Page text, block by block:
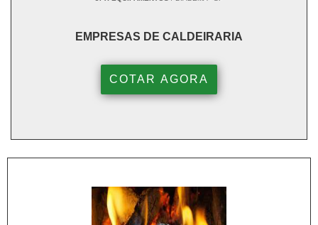
EMPRESAS DE CALDEIRARIA
COTAR AGORA